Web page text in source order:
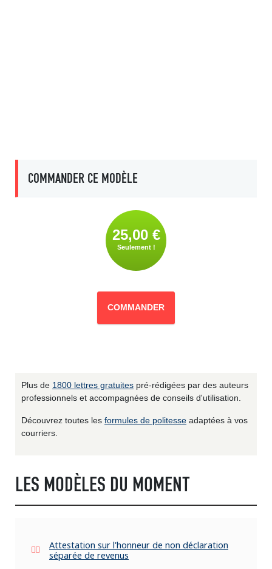
COMMANDER CE MODÈLE
25,00 €
Seulement !
COMMANDER
Plus de 1800 lettres gratuites pré-rédigées par des auteurs
professionnels et accompagnées de conseils d'utilisation.
Découvrez toutes les formules de politesse adaptées à vos
courriers.
LES MODÈLES DU MOMENT
Attestation sur l'honneur de non déclaration
séparée de revenus